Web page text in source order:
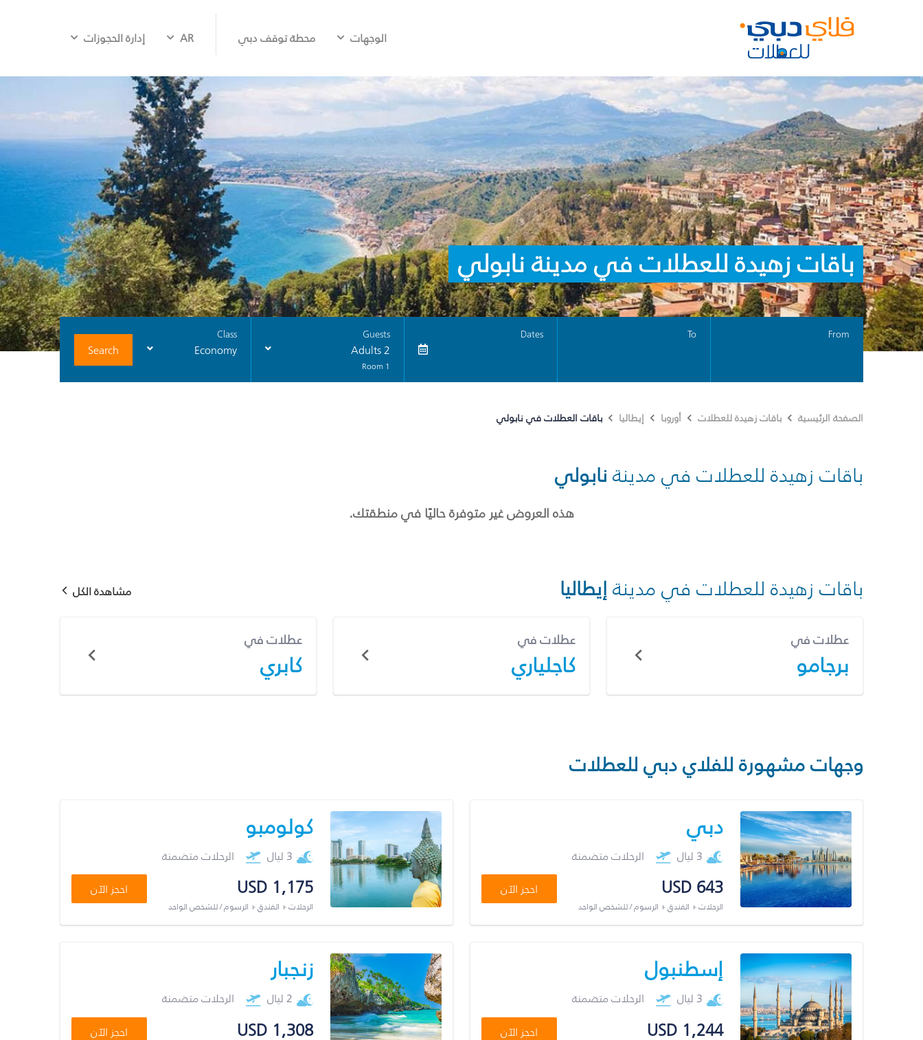
الوجهات محطة توقف دبي AR إدارة الحجوزات
باقات زهيدة للعطلات في مدينة نابولي
From
To
Dates
Guests
2 Adults
1 Room
Class
Economy
Search
الصفحة الرئيسية باقات زهيدة للعطلات أوروبا إيطاليا باقات العطلات في نابولي
باقات زهيدة للعطلات في مدينةنابولي
هذه العروض غير متوفرة حاليًا في منطقتك.
باقات زهيدة للعطلات في مدينةإيطاليا مشاهدة الكل
عطلات في
برجامو
عطلات في
كاجلياري
عطلات في
كابري
وجهات مشهورة للفلاي دبي للعطلات
دبي
3 ليال الرحلات متضمنة
USD 643
الرحلات + الفندق + الرسوم / للشخص الواحد
احجز الآن
كولومبو
3 ليال الرحلات متضمنة
USD 1,175
الرحلات + الفندق + الرسوم / للشخص الواحد
احجز الآن
إسطنبول
3 ليال الرحلات متضمنة
USD 1,244 احجز الآن
زنجبار
2 ليال الرحلات متضمنة
USD 1,308 احجز الآن